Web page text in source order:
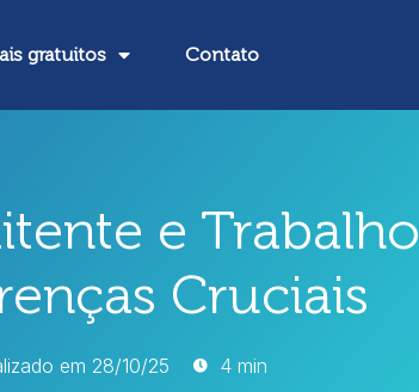
gratuitos Contato
e Trabalho
Cruciais
em 28/10/25 4 min